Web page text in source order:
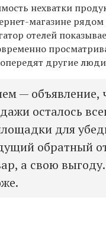
нехватки
магазине
отелей
опередят другие
— объявление,
осталось
для
обратный
а свою